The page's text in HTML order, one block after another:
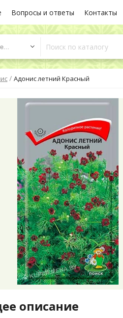
Вопросы и ответы Контакты
/ Адонис летний Красный
описание